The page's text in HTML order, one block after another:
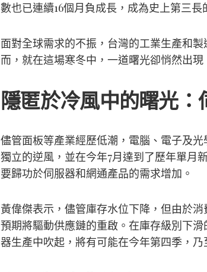
數也已連續16個月負成長，成為史上第三長
面對全球需求的不振，台灣的工業生產和
而，就在這場寒冬中，一道曙光卻悄然出現
隱匿於冷風中的曙光
儘管面板等產業經歷低潮，電腦、電子及
獨立的逆風，並在今年7月達到了歷年單月
要歸功於伺服器和網通產品的需求增加。
黃偉傑表示，儘管庫存水位下降，但由於
預期將驅動供應鏈的重啟。在庫存級別下
器生產中吹起，將有可能在今年第四季，乃